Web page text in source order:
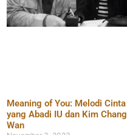
Meaning of You: Melodi Cinta
yang Abadi IU dan Kim Chang
Wan